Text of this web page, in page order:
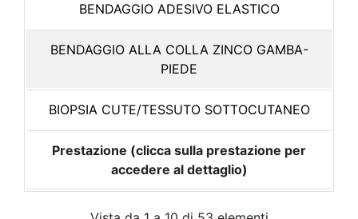
BENDAGGIO ADESIVO ELASTICO
BENDAGGIO ALLA COLLA ZINCO GAMBA-
PIEDE
BIOPSIA CUTE/TESSUTO SOTTOCUTANEO
Prestazione (clicca sulla prestazione per
accedere al dettaglio)